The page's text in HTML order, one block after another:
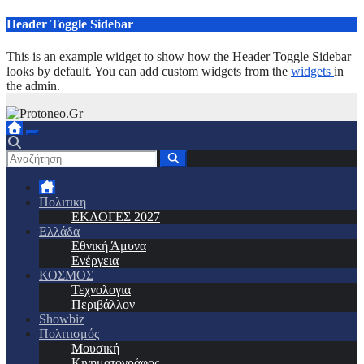
Μετάβαση
περιεχόμενο
Header Toggle Sidebar
This is an example widget to show how the Header Toggle Sidebar
looks by default. You can add custom widgets from the widgets in
the admin.
Πολιτικη
ΕΚΛΟΓΕΣ 2027
Ελλάδα
Εθνική Άμυνα
Ενέργεια
ΚΟΣΜΟΣ
Τεχνολογια
Περιβάλλον
Showbiz
Πολιτισμός
Μουσική